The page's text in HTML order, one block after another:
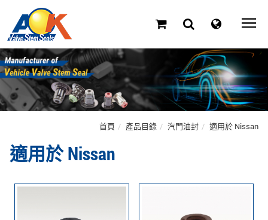
首頁 產品目錄 汽門油封 適用於 Nissan
適用於 Nissan